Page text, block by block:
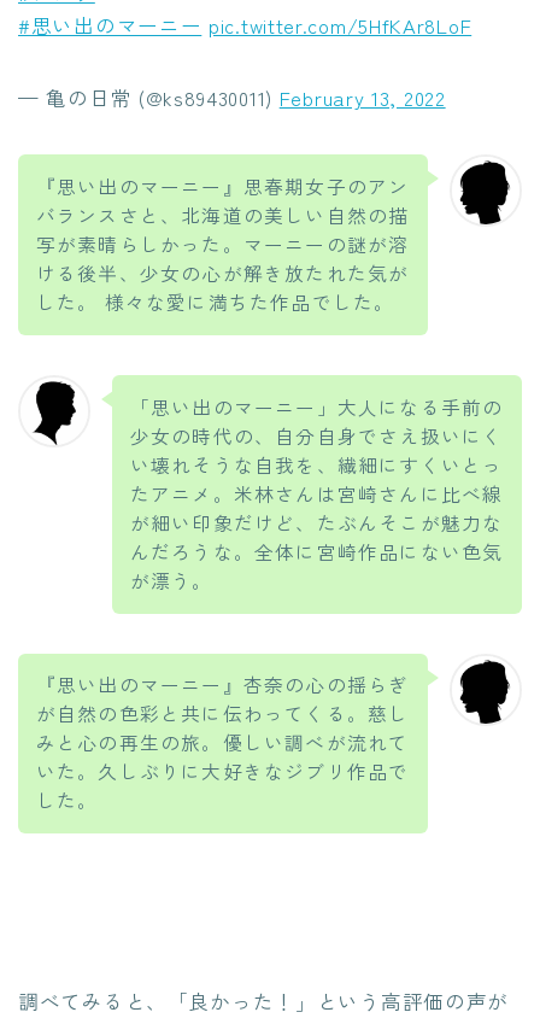
#思い出のマーニー pic.twitter.com/5HfKAr8LoF
— 亀の日常 (@ks89430011) February 13, 2022
『思い出のマーニー』思春期女子のアン
バランスさと、北海道の美しい自然の描
写が素晴らしかった。マーニーの謎が溶
ける後半、少女の心が解き放たれた気が
した。 様々な愛に満ちた作品でした。
「思い出のマーニー」大人になる手前の
少女の時代の、自分自身でさえ扱いにく
い壊れそうな自我を、繊細にすくいとっ
たアニメ。米林さんは宮崎さんに比べ線
が細い印象だけど、たぶんそこが魅力な
んだろうな。全体に宮崎作品にない色気
が漂う。
『思い出のマーニー』杏奈の心の揺らぎ
が自然の色彩と共に伝わってくる。慈し
みと心の再生の旅。優しい調べが流れて
いた。久しぶりに大好きなジブリ作品で
した。
調べてみると、「良かった！」という高評価の声が